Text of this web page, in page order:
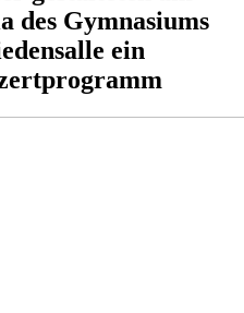
des Gymnasiums
ein